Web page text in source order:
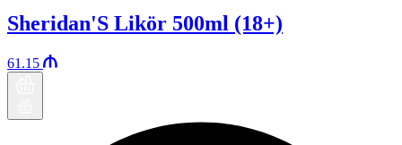
Sheridan'S Likör 500ml (18+)
61.15